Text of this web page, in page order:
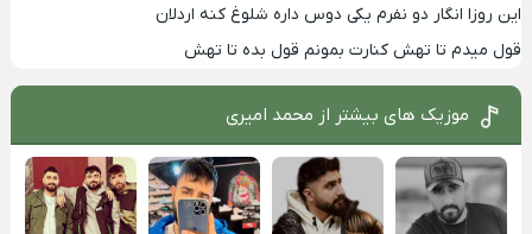
این روزا انگار دو نفرم یکی دوس داره شلوغ کنه اردلان
قول میدم تا تهش کنارت بمونم قول بده تا تهش
موزیک های بیشتر از محمد امیری